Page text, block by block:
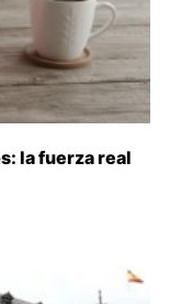
la fuerza real